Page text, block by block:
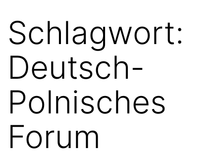
Schlagwort:
Deutsch-
Polnisches
Forum